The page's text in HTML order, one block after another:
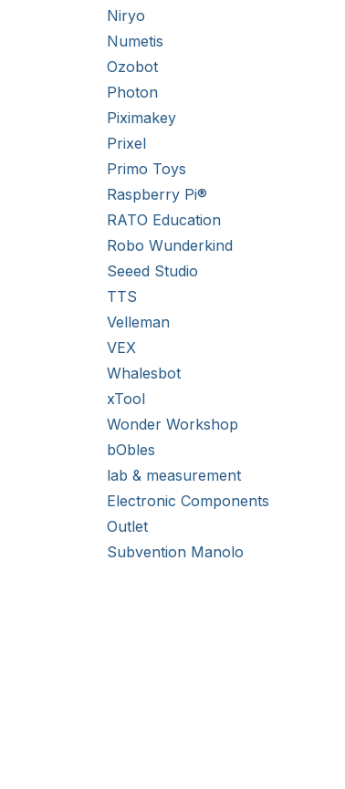
Niryo
Numetis
Ozobot
Photon
Piximakey
Prixel
Primo Toys
Raspberry Pi®
RATO Education
Robo Wunderkind
Seeed Studio
TTS
Velleman
VEX
Whalesbot
xTool
Wonder Workshop
bObles
lab & measurement
Electronic Components
Outlet
Subvention Manolo